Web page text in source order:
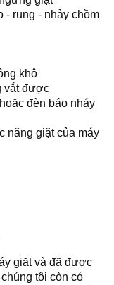
- rung - nhảy chồm
khô
vắt được
đèn báo nháy
năng giặt của máy
giặt và đã được
tôi còn có